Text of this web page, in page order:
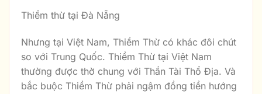
Thiềm thừ tại Đà Nẵng
Nhưng tại Việt Nam, Thiềm Thừ có khác đôi chút
so với Trung Quốc. Thiềm Thừ tại Việt Nam
thường được thờ chung với Thần Tài Thổ Địa. Và
bắc buộc Thiềm Thừ phải ngậm đồng tiền hướng